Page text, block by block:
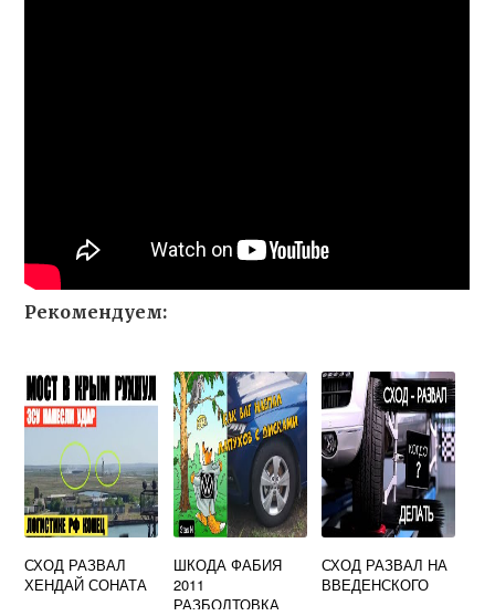
Рекомендуем:
СХОД РАЗВАЛ
ХЕНДАЙ СОНАТА
ШКОДА ФАБИЯ
2011
РАЗБОЛТОВКА
СХОД РАЗВАЛ НА
ВВЕДЕНСКОГО